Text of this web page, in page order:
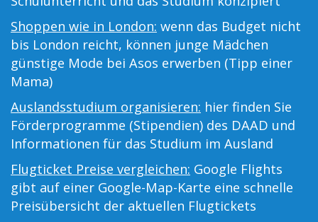
Shoppen wie in London: wenn das Budget nicht
bis London reicht, können junge Mädchen
günstige Mode bei Asos erwerben (Tipp einer
Mama)
Auslandsstudium organisieren: hier finden Sie
Förderprogramme (Stipendien) des DAAD und
Informationen für das Studium im Ausland
Flugticket Preise vergleichen: Google Flights
gibt auf einer Google-Map-Karte eine schnelle
Preisübersicht der aktuellen Flugtickets